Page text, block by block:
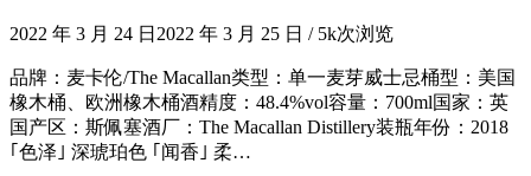
2022 年 3 月 24 日 2022 年 3 月 25 日 /5k次浏览
品牌：麦卡伦/The Macallan类型：单一麦芽威士忌桶型：美国
橡木桶、欧洲橡木桶酒精度：48.4%vol容量：700ml国家：英
国产区：斯佩塞酒厂：The Macallan Distillery装瓶年份：2018
｢色泽｣ 深琥珀色 ｢闻香｣ 柔…